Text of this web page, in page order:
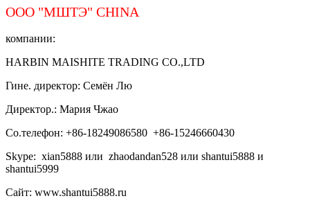
ООО "МШТЭ" CHINA
компании:
HARBIN MAISHITE TRADING CO.,LTD
Гине. директор: Семён Лю
Директор.: Мария Чжао
Со.телефон: +86-18249086580 +86-15246660430
Skype: xian5888 или zhaodandan528 или shantui5888 и
shantui5999
Сайт: www.shantui5888.ru